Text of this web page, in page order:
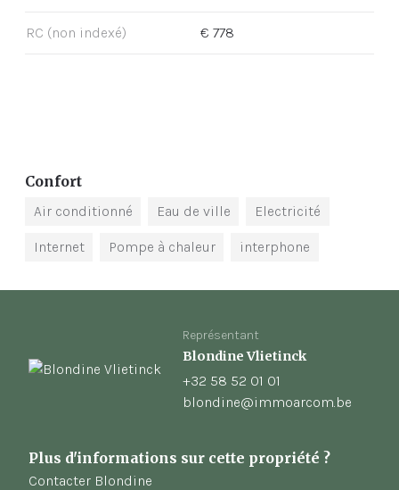
RC (non indexé) € 778
Confort
Air conditionné Eau de ville Electricité
Internet Pompe à chaleur interphone
Représentant
Blondine Vlietinck
+32 58 52 01 01
blondine@immoarcom.be
Plus d'informations sur cette propriété ?
Contacter Blondine